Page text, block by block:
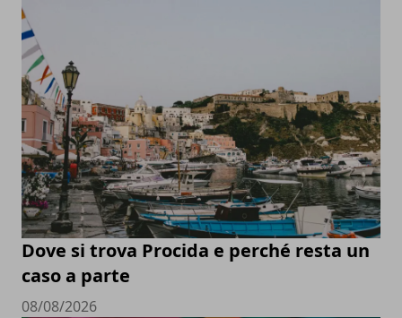
Dove si trova Procida e perché resta un
caso a parte
08/08/2026